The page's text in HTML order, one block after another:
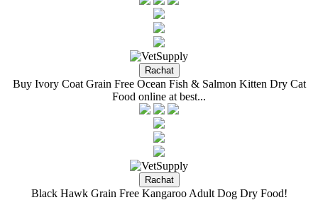
Buy Ivory Coat Grain Free Ocean Fish & Salmon Kitten Dry Cat
Food online at best...
Black Hawk Grain Free Kangaroo Adult Dog Dry Food!